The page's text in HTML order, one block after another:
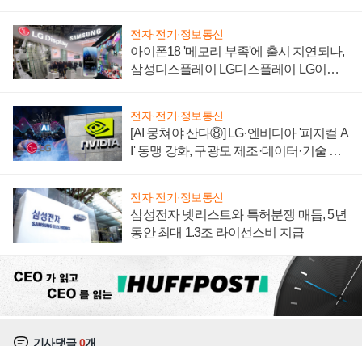
전자·전기·정보통신
아이폰18 '메모리 부족'에 출시 지연되나,
삼성디스플레이 LG디스플레이 LG이노
전자·전기·정보통신
[AI 뭉쳐야 산다⑧] LG·엔비디아 '피지컬 A
I' 동맹 강화, 구광모 제조·데이터·기술 결
전자·전기·정보통신
삼성전자 넷리스트와 특허분쟁 매듭, 5년
동안 최대 1.3조 라이선스비 지급
기사댓글0개